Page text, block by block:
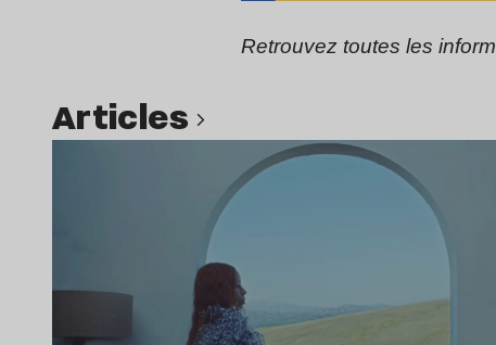
Retrouvez toutes les
Articles
Lire l’article